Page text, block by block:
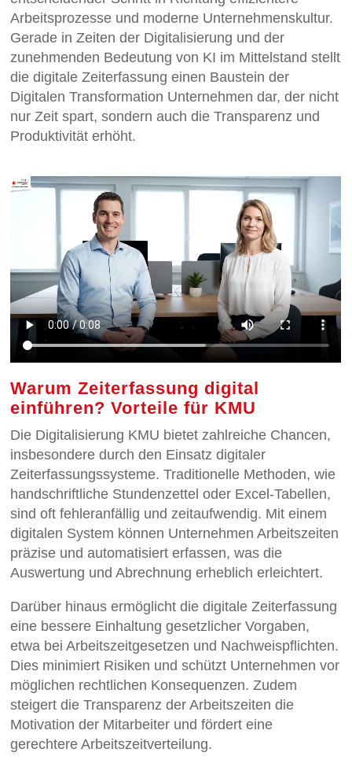
Arbeitsprozesse und moderne Unternehmenskultur.
Gerade in Zeiten der Digitalisierung und der
zunehmenden Bedeutung von KI im Mittelstand stellt
die digitale Zeiterfassung einen Baustein der
Digitalen Transformation Unternehmen dar, der nicht
nur Zeit spart, sondern auch die Transparenz und
Produktivität erhöht.
Warum Zeiterfassung digital
einführen? Vorteile für KMU
Die Digitalisierung KMU bietet zahlreiche Chancen,
insbesondere durch den Einsatz digitaler
Zeiterfassungssysteme. Traditionelle Methoden, wie
handschriftliche Stundenzettel oder Excel-Tabellen,
sind oft fehleranfällig und zeitaufwendig. Mit einem
digitalen System können Unternehmen Arbeitszeiten
präzise und automatisiert erfassen, was die
Auswertung und Abrechnung erheblich erleichtert.
Darüber hinaus ermöglicht die digitale Zeiterfassung
eine bessere Einhaltung gesetzlicher Vorgaben,
etwa bei Arbeitszeitgesetzen und Nachweispflichten.
Dies minimiert Risiken und schützt Unternehmen vor
möglichen rechtlichen Konsequenzen. Zudem
steigert die Transparenz der Arbeitszeiten die
Motivation der Mitarbeiter und fördert eine
gerechtere Arbeitszeitverteilung.